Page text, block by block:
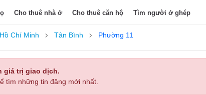
Cho thuê nhà ở Cho thuê căn hộ Tìm người ở ghép
Hồ Chí Minh Tân Bình Phường 11
giá trị giao dịch.
tìm những tin đăng mới nhất.